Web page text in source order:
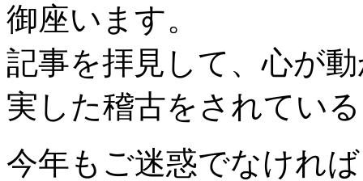
御座います。
記事を拝見して、心が
実した稽古をされてい
今年もご迷惑でなけれ